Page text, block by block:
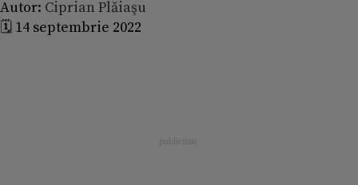
Autor: Ciprian Plăiaşu
🗓️ 14 septembrie 2022